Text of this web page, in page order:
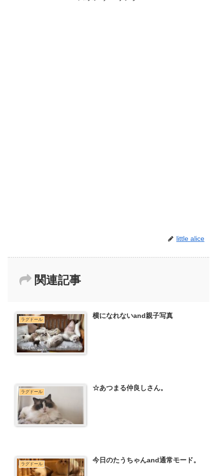
little alice
関連記事
ラグドール 横になれないand親子写真
ラグドール ☆あつまる仲良しさん。
ラグドール 今日のたうちゃんand通常モード。